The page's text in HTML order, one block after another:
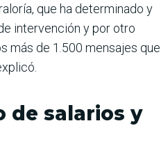
que ha determinado y
intervención y por otro
más de 1.500 mensajes que
de salarios y